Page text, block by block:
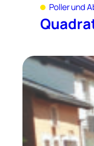
Poller und